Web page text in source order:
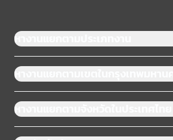
หางานแยกตามประเภทงาน
หางานแยกตามเขตในกรุงเทพมหานคร
หางานแยกตามจังหวัดในประเทศไทย